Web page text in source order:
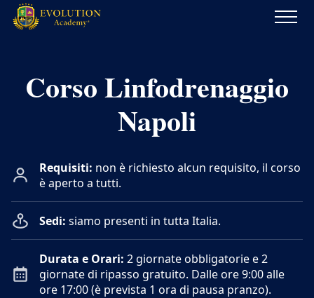
Corso Linfodrenaggio
Napoli
Requisiti: non è richiesto alcun requisito, il corso
è aperto a tutti.
Sedi: siamo presenti in tutta Italia.
Durata e Orari: 2 giornate obbligatorie e 2
giornate di ripasso gratuito. Dalle ore 9:00 alle
ore 17:00 (è prevista 1 ora di pausa pranzo).